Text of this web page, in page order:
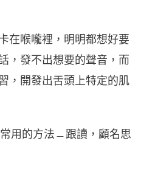
在喉嚨裡，明明都想好要
，發不出想要的聲音，而
，開發出舌頭上特定的肌
用的方法﹘跟讀，顧名思